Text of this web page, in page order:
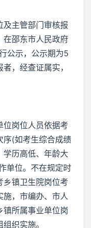
及主管部门审核报
在邵东市人民政府
公示，公示期为5
，经查证属实，
位岗位人员依据考
序(如考生综合成绩
学历高低、年龄大
单位。不在规定时
乡镇卫生院岗位考
，市编办、市人
镇所属事业单位岗
织实施。